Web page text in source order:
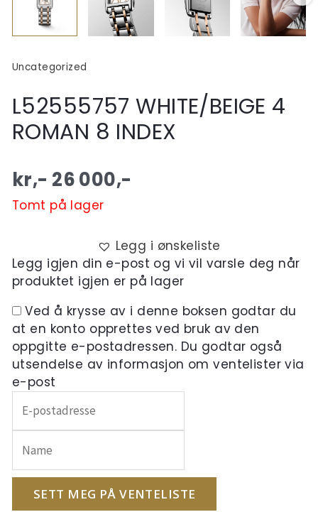
Uncategorized
L52555757 WHITE/BEIGE 4
ROMAN 8 INDEX
kr,- 26 000,-
Tomt på lager
Legg i ønskeliste
Legg igjen din e-post og vi vil varsle deg når
produktet igjen er på lager
Ved å krysse av i denne boksen godtar du
at en konto opprettes ved bruk av den
oppgitte e-postadressen. Du godtar også
utsendelse av informasjon om ventelister via
e-post
inn
e-
postadressen
din
SETT MEG PÅ VENTELISTE